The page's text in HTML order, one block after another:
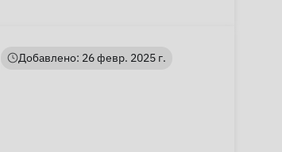
Добавлено: 26 февр. 2025 г.